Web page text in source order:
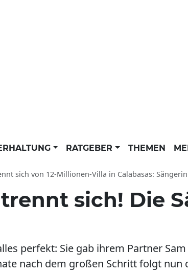
RATGEBER THEMEN
sich von 12-Millionen-Villa in Calabasas: Sängerin kaufte das
sich! Die
perfekt: Sie gab ihrem Partner
nach dem großen Schritt folgt nun